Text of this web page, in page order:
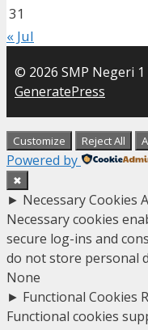
31
« Jul
© 2026 SMP Negeri
GeneratePress
Customize Reject All
Powered by
✖
► Necessary Cookies
Necessary cookies
secure log-ins and
do not store personal
None
► Functional Cookies
Functional cookies